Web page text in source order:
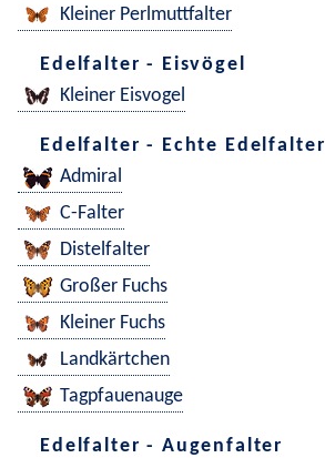
Kleiner Perlmuttfalter
Edelfalter - Eisvögel
Kleiner Eisvogel
Edelfalter - Echte Edelfalter
Admiral
C-Falter
Distelfalter
Großer Fuchs
Kleiner Fuchs
Landkärtchen
Tagpfauenauge
Edelfalter - Augenfalter